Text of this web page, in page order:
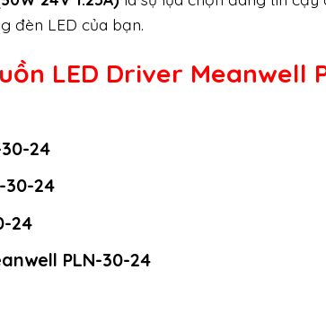
đèn LED của bạn.
LED Driver Meanwell
24
30-24
24
PLN-30-24